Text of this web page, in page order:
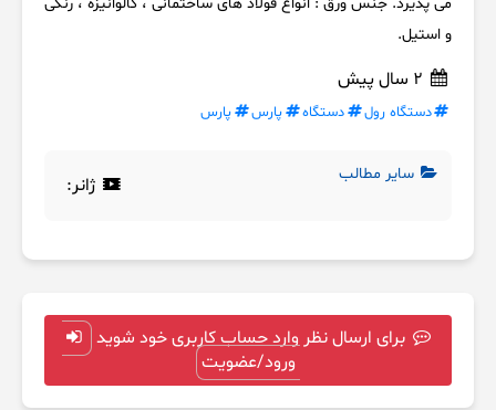
و استیل.
دستگاه رول دستگاه پارس پارس
سایر مطالب ژانر:
برای ارسال نظر وارد حساب کاربری خود شوید
ورود/عضویت